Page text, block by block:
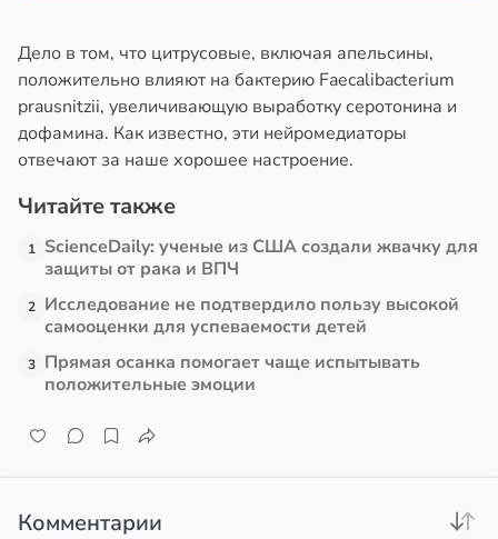
13:52
Дело в том, что цитрусовые, включая апельсины,
положительно влияют на бактерию Faecalibacterium
prausnitzii, увеличивающую выработку серотонина и
дофамина. Как известно, эти нейромедиаторы
отвечают за наше хорошее настроение.
Читайте также
1 ScienceDaily: ученые из США создали жвачку для
защиты от рака и ВПЧ
2 Исследование не подтвердило пользу высокой
самооценки для успеваемости детей
3 Прямая осанка помогает чаще испытывать
положительные эмоции
Комментарии
в16:23